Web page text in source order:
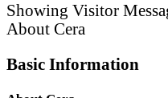
Showing Visitor
About Cera
Basic Information